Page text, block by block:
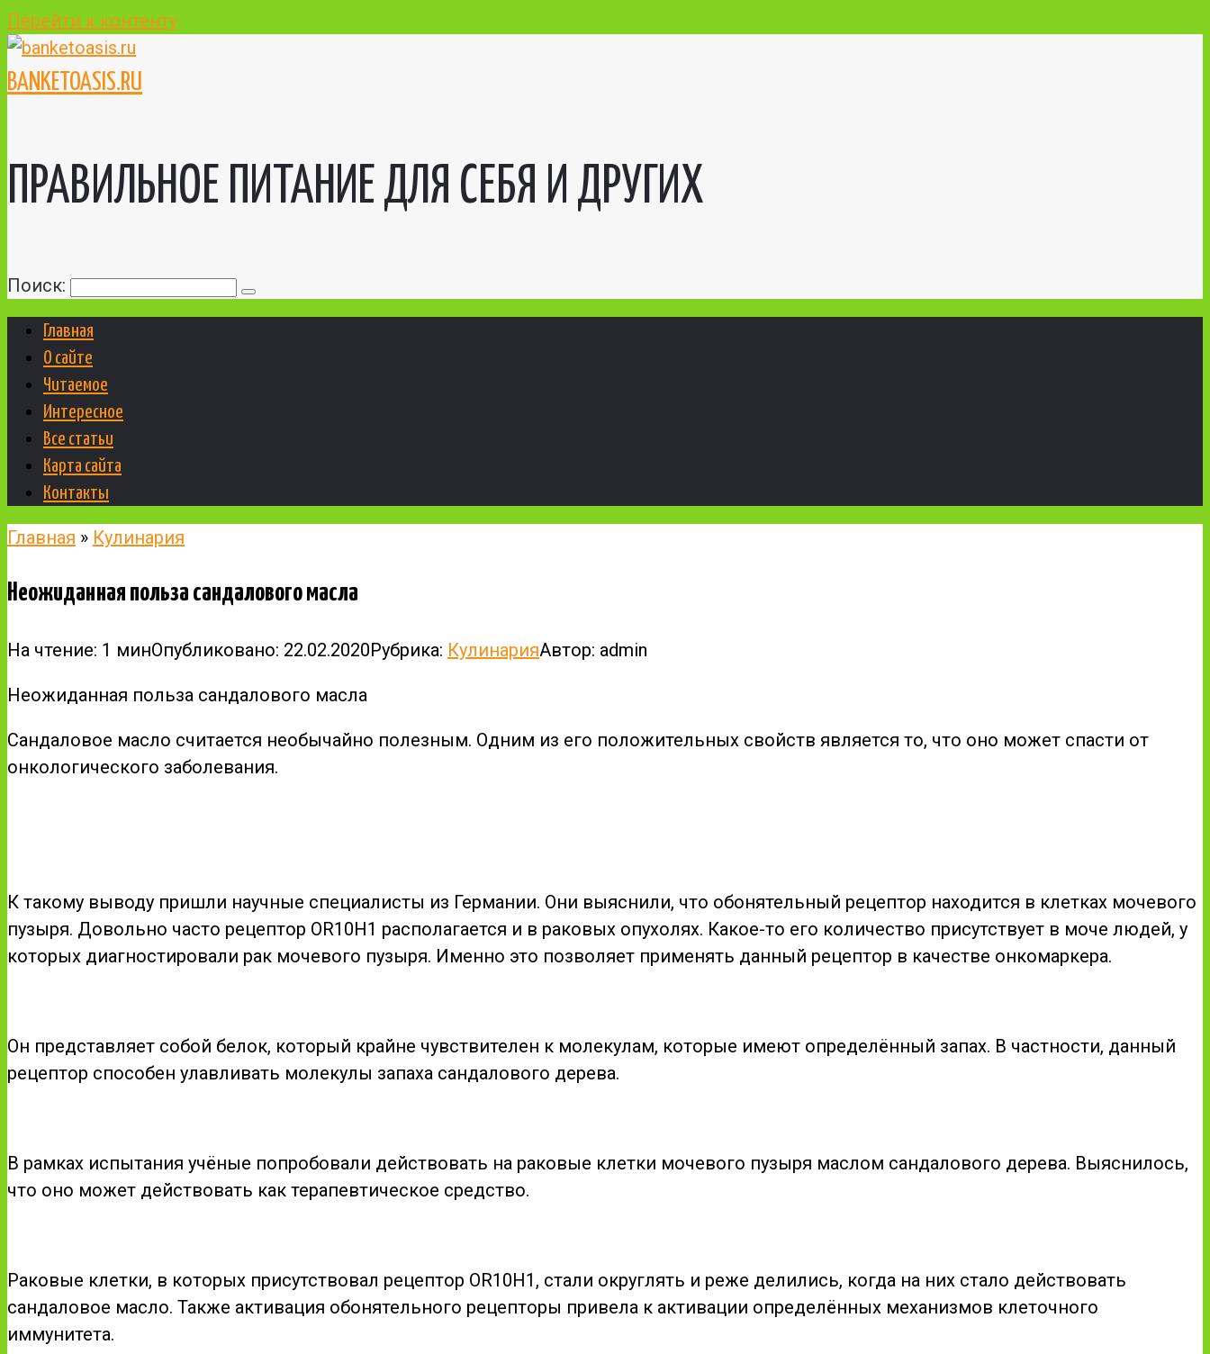
Перейти к контенту
BANKETOASIS.RU
ПРАВИЛЬНОЕ ПИТАНИЕ ДЛЯ СЕБЯ И ДРУГИХ
Поиск:
Главная
О сайте
Читаемое
Интересное
Все статьи
Карта сайта
Контакты
Главная » Кулинария
Неожиданная польза сандалового масла
На чтение: 1 минОпубликовано: 22.02.2020Рубрика: КулинарияАвтор: admin
Неожиданная польза сандалового масла
Сандаловое масло считается необычайно полезным. Одним из его положительных свойств является то, что оно может спасти от
онкологического заболевания.
К такому выводу пришли научные специалисты из Германии. Они выяснили, что обонятельный рецептор находится в клетках мочевого
пузыря. Довольно часто рецептор OR10H1 располагается и в раковых опухолях. Какое-то его количество присутствует в моче людей, у
которых диагностировали рак мочевого пузыря. Именно это позволяет применять данный рецептор в качестве онкомаркера.
Он представляет собой белок, который крайне чувствителен к молекулам, которые имеют определённый запах. В частности, данный
рецептор способен улавливать молекулы запаха сандалового дерева.
В рамках испытания учёные попробовали действовать на раковые клетки мочевого пузыря маслом сандалового дерева. Выяснилось,
что оно может действовать как терапевтическое средство.
Раковые клетки, в которых присутствовал рецептор OR10H1, стали округлять и реже делились, когда на них стало действовать
сандаловое масло. Также активация обонятельного рецепторы привела к активации определённых механизмов клеточного
иммунитета.